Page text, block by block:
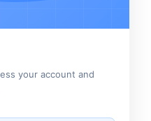
your account and